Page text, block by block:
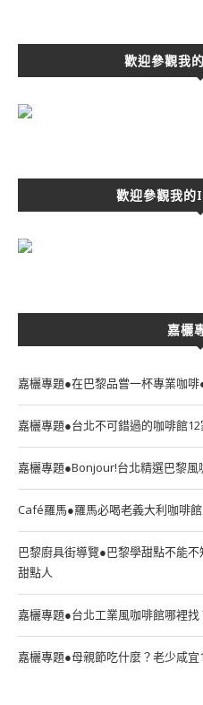
歡迎參觀我
歡迎參觀我
嘉欐
嘉欐專題●在巴黎品嘗一杯專業咖
嘉欐專題●台北不可錯過的咖啡館12
嘉欐專題●Bonjour!台北精選巴黎風
Café羅馬●羅馬必喝老義大利咖啡
巴黎廚具街導覽●巴黎學甜點不能
甜點人
嘉欐專題●台北工業風咖啡館哪裡找
嘉欐專題●母親節吃什麼？老少咸宜